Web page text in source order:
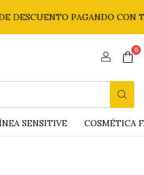
DESCUENTO PAGANDO CON
0
SENSITIVE COSMÉTICA